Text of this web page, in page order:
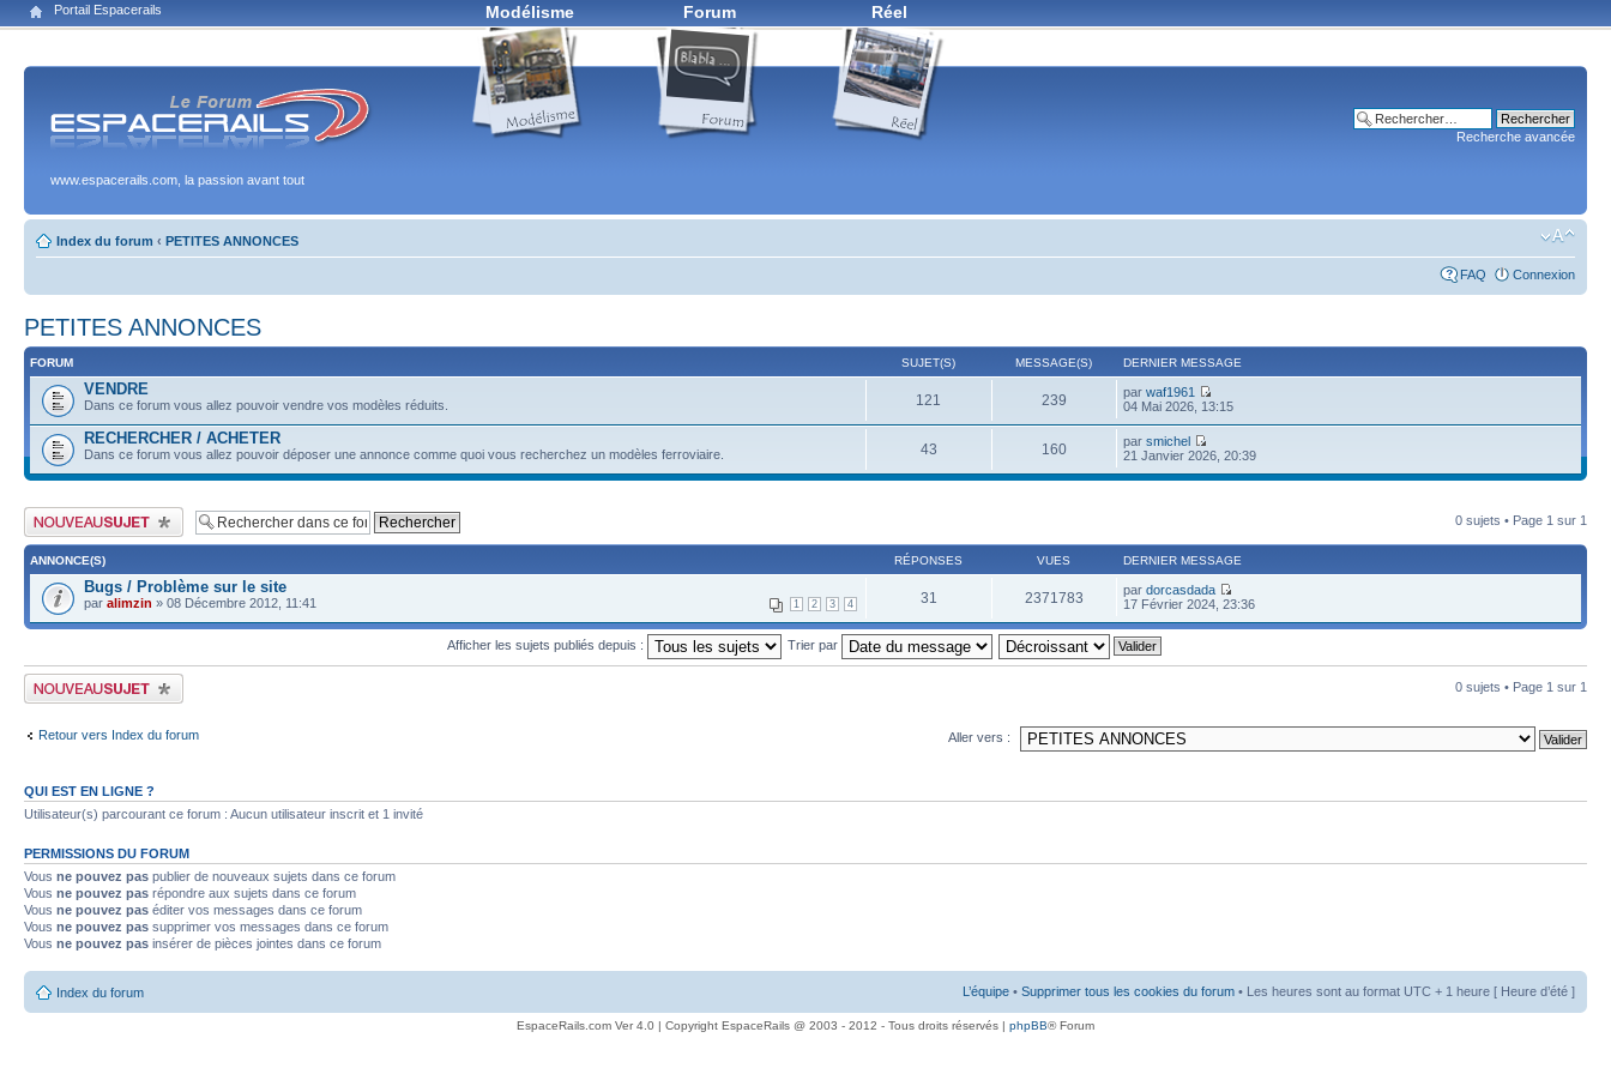
Portail Espacerails Modélisme Forum Réel
www.espacerails.com, la passion avant tout
Recherche avancée
Index du forum ‹ PETITES ANNONCES
FAQ Connexion
PETITES ANNONCES
FORUM SUJET(S) MESSAGE(S) DERNIER MESSAGE
VENDRE
Dans ce forum vous allez pouvoir vendre vos modèles réduits. 121 239 parwaf1961
04 Mai 2026, 13:15
RECHERCHER / ACHETER
Dans ce forum vous allez pouvoir déposer une annonce comme quoi vous recherchez un modèles ferroviaire. 43 160 parsmichel
21 Janvier 2026, 20:39
Publier un nouveau sujet 0 sujets • Page 1 sur 1
ANNONCE(S) RÉPONSES VUES DERNIER MESSAGE
Bugs / Problème sur le site
1 2 3 4
par alimzin » 08 Décembre 2012, 11:41 31 2371783 pardorcasdada
17 Février 2024, 23:36
Afficher les sujets publiés depuis : Trier par
Publier un nouveau sujet 0 sujets • Page 1 sur 1
Retour vers Index du forum Aller vers :
QUI EST EN LIGNE ?
Utilisateur(s) parcourant ce forum : Aucun utilisateur inscrit et 1 invité
PERMISSIONS DU FORUM
Vous ne pouvez pas publier de nouveaux sujets dans ce forum
Vous ne pouvez pas répondre aux sujets dans ce forum
Vous ne pouvez pas éditer vos messages dans ce forum
Vous ne pouvez pas supprimer vos messages dans ce forum
Vous ne pouvez pas insérer de pièces jointes dans ce forum
Index du forum L’équipe • Supprimer tous les cookies du forum • Les heures sont au format UTC + 1 heure [ Heure d’été ]
EspaceRails.com Ver 4.0 | Copyright EspaceRails @ 2003 - 2012 - Tous droits réservés | phpBB® Forum